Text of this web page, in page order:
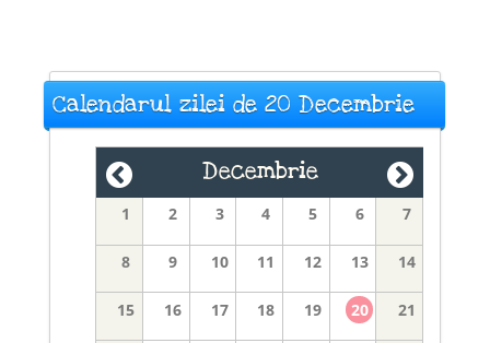
Calendarul zilei de 20 Decembrie
Decembrie
1 2 3 4 5 6 7
8 9 10 11 12 13 14
15 16 17 18 19 20 21